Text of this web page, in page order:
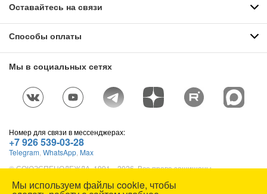
Оставайтесь на связи
Способы оплаты
Мы в социальных сетях
Номер для связи в мессенджерах:
+7 926 539-03-28
Telegram WhatsApp Max
© СОЮЗСПЕЦОДЕЖДА, 1991—2026. Все права защищены.
Мы используем файлы cookie, чтобы